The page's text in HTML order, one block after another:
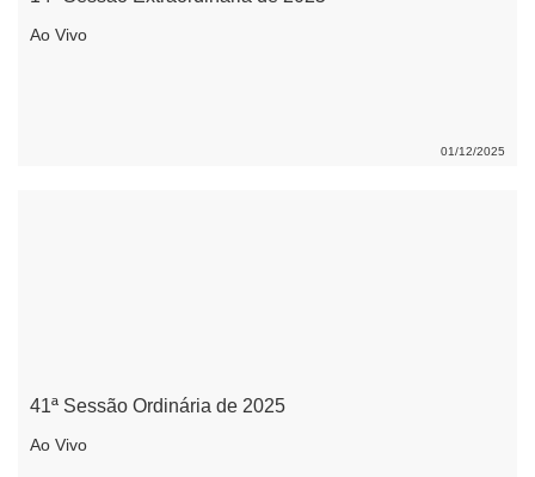
Ao Vivo
01/12/2025
41ª Sessão Ordinária de 2025
Ao Vivo